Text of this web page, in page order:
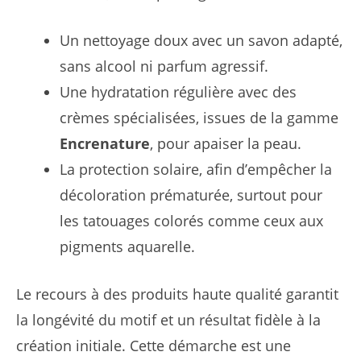
Un nettoyage doux avec un savon adapté,
sans alcool ni parfum agressif.
Une hydratation régulière avec des
crèmes spécialisées, issues de la gamme
Encrenature, pour apaiser la peau.
La protection solaire, afin d’empêcher la
décoloration prématurée, surtout pour
les tatouages colorés comme ceux aux
pigments aquarelle.
Le recours à des produits haute qualité garantit
la longévité du motif et un résultat fidèle à la
création initiale. Cette démarche est une